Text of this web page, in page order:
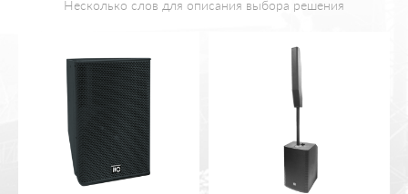
Несколько слов для описания выбора решения